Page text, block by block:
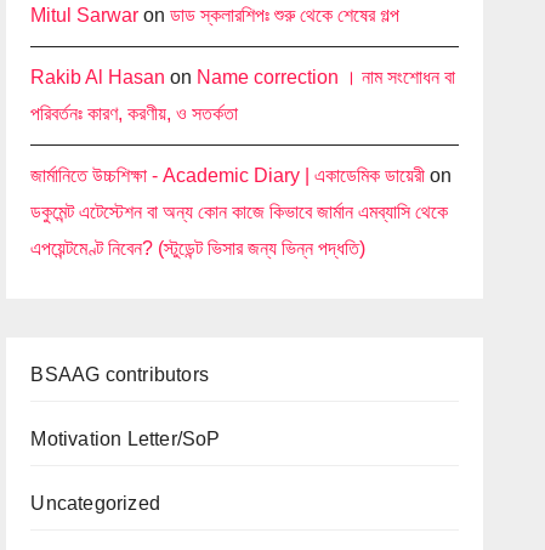
Mitul Sarwar onডাড স্কলারশিপঃ শুরু থেকে শেষের গল্প
Rakib Al Hasan on Name correction । নাম সংশোধন বা
পরিবর্তনঃ কারণ, করণীয়, ও সতর্কতা
জার্মানিতে উচ্চশিক্ষা - Academic Diary | একাডেমিক ডায়েরী on
ডকুমেন্ট এটেস্টেশন বা অন্য কোন কাজে কিভাবে জার্মান এমব্যাসি থেকে
এপয়েন্টমেণ্ট নিবেন? (স্টুডেন্ট ভিসার জন্য ভিন্ন পদ্ধতি)
BSAAG contributors
Motivation Letter/SoP
Uncategorized